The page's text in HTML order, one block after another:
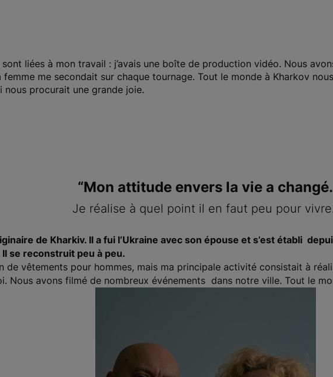
liées à mon travail : j’avais une boîte de production vidéo. Nous
femme me secondait sur chaque tournage. Tout le monde à Kharkov
nous procurait une grande joie.
“Mon attitude envers la vie a changé.
Je réalise à quel point il en faut peu pour
de Kharkiv. Il a fui l’Ukraine avec son épouse et s’est établi
se reconstruit peu à peu.
de vêtements pour hommes, mais ma principale activité consistait à
Nous avons filmé de nombreux événements dans notre ville. Tout le